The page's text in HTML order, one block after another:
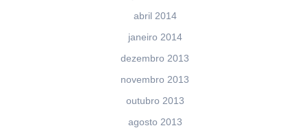
abril 2014
janeiro 2014
dezembro 2013
novembro 2013
outubro 2013
agosto 2013